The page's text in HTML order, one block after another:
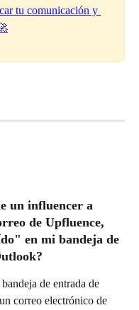
tu comunicación y
un influencer a
de Upfluence,
en mi bandeja de
de entrada de
correo electrónico de